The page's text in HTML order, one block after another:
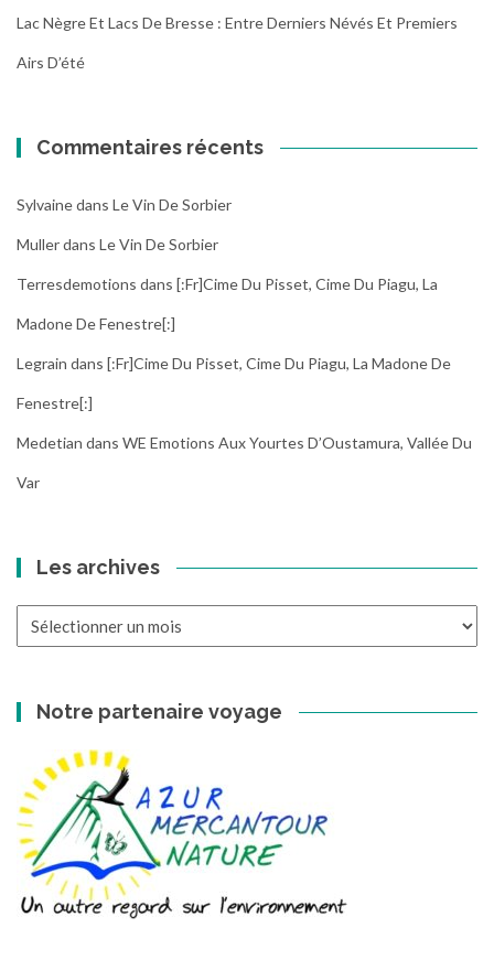
Lac Nègre Et Lacs De Bresse : Entre Derniers Névés Et Premiers
Airs D’été
Commentaires récents
Sylvainedans Le Vin De Sorbier
Mullerdans Le Vin De Sorbier
Terresdemotions dans [:fr]Cime Du Pisset, Cime Du Piagu, La
Madone De Fenestre[:]
Legrain dans [:fr]Cime Du Pisset, Cime Du Piagu, La Madone De
Fenestre[:]
Medetian dans WE Emotions Aux Yourtes D’Oustamura, Vallée Du
Var
Les archives
Notre partenaire voyage